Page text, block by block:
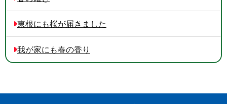
東根にも桜が届きました
我が家にも春の香り